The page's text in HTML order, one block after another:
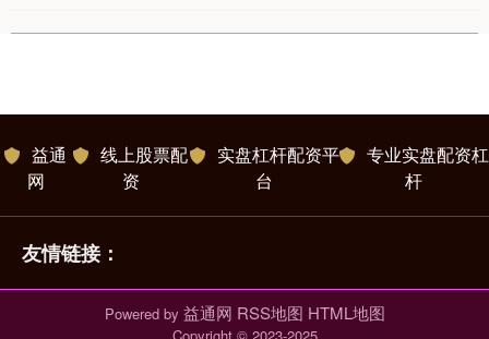
益通
网
线上股票配
资
实盘杠杆配资平
台
专业实盘配资杠
杆
友情链接：
Powered by 益通网 RSS地图 HTML地图